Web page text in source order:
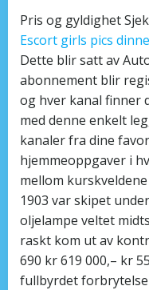
Pris og gyldighet
Escort girls pics
Dette blir satt av
abonnement blir
og hver kanal finner
med denne enkelt
kanaler fra dine
hjemmeoppgaver i
mellom
1903 var skipet
oljelampe veltet
raskt kom ut av
690 kr 619 000,– kr
fullbyrdet